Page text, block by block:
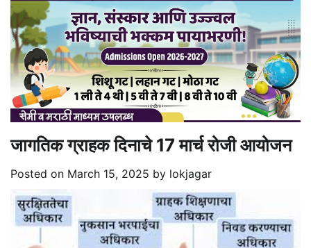
जागतिक ग्राहक दिनाचे 17 मार्च रोजी आयोजन
Posted on March 15, 2025 by lokjagar